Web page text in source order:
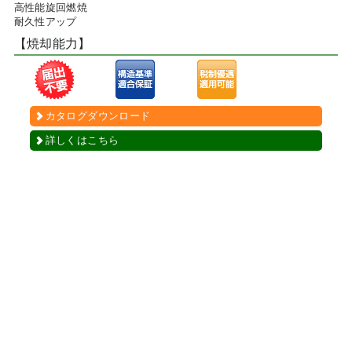
高性能旋回燃焼
耐久性アップ
【焼却能力】
カタログダウンロード
詳しくはこちら